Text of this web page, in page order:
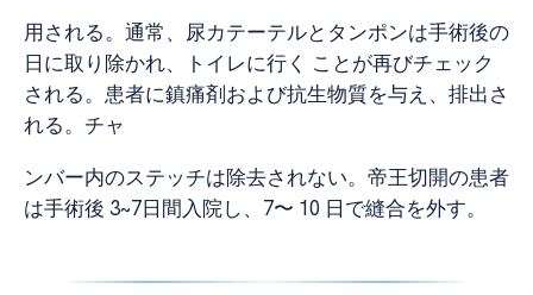
用される。通常、尿カテーテルとタンポンは手術後の
日に取り除かれ、トイレに行く ことが再びチェック
される。患者に鎮痛剤および抗生物質を与え、排出さ
れる。チャ
ンバー内のステッチは除去されない。帝王切開の患者
は手術後 3~7日間入院し、7〜 10 日で縫合を外す。